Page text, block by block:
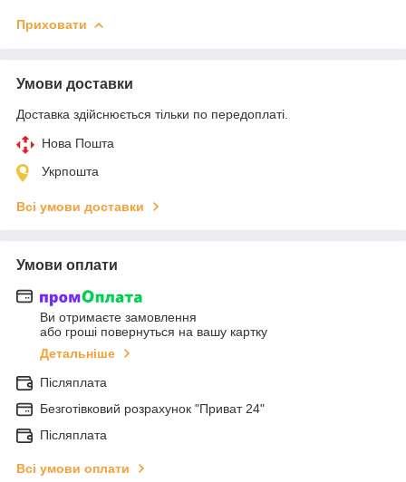
Приховати
Умови доставки
Доставка здійснюється тільки по передоплаті.
Нова Пошта
Укрпошта
Всі умови доставки
Умови оплати
Ви отримаєте замовлення
або гроші повернуться на вашу картку
Детальніше
Післяплата
Безготівковий розрахунок "Приват 24"
Післяплата
Всі умови оплати